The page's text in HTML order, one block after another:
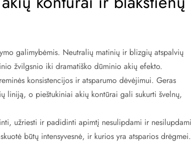
galimybėmis. Neutralių matinių ir blizgių atspalvių
žvilgsnio iki dramatiško dūminio akių efekto.
konsistencijos ir atsparumo dėvėjimui. Geras
liniją, o pieštukiniai akių kontūrai gali sukurti švelnų,
užriesti ir padidinti apimtį nesulipdami ir
būtų intensyvesnė, ir kurios yra atsparios drėgmei.